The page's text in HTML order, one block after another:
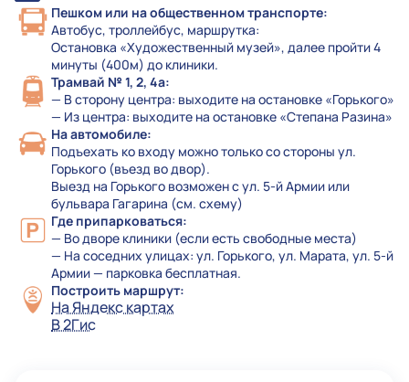
Пешком или на общественном транспорте:
Автобус, троллейбус, маршрутка:
Остановка «Художественный музей», далее пройти 4
минуты (400м) до клиники.
Трамвай № 1, 2, 4а:
— В сторону центра: выходите на остановке «Горького»
— Из центра: выходите на остановке «Степана Разина»
На автомобиле:
Подъехать ко входу можно только со стороны ул.
Горького (въезд во двор).
Выезд на Горького возможен с ул. 5-й Армии или
бульвара Гагарина (см. схему)
Где припарковаться:
— Во дворе клиники (если есть свободные места)
— На соседних улицах: ул. Горького, ул. Марата, ул. 5-й
Армии — парковка бесплатная.
Построить маршрут:
На Яндекс картах
В 2Гис